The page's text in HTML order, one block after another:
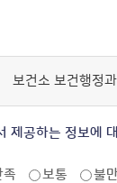
보건소 보건행정
제공하는 정보에
족 보통 불